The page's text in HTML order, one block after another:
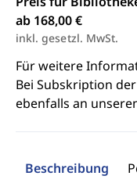
ab 168,00 €
inkl. gesetzl. MwSt.
Für weitere
Bei Subskription
ebenfalls an
Beschreibung